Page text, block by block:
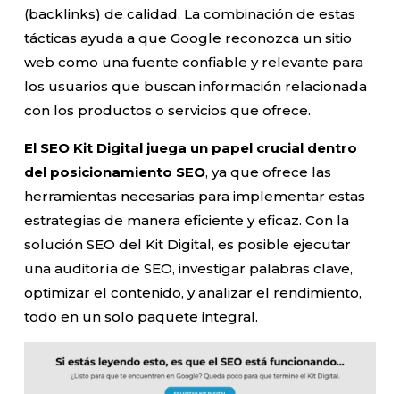
(backlinks) de calidad. La combinación de estas
tácticas ayuda a que Google reconozca un sitio
web como una fuente confiable y relevante para
los usuarios que buscan información relacionada
con los productos o servicios que ofrece.
El SEO Kit Digital juega un papel crucial dentro
del posicionamiento SEO, ya que ofrece las
herramientas necesarias para implementar estas
estrategias de manera eficiente y eficaz. Con la
solución SEO del Kit Digital, es posible ejecutar
una auditoría de SEO, investigar palabras clave,
optimizar el contenido, y analizar el rendimiento,
todo en un solo paquete integral.